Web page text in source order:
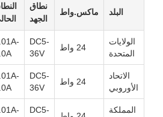
البلد ماكس.واط
نطاق
الجهد
الولايات
المتحدة
24 واط
DC5-
36V
الاتحاد
الأوروبي
24 واط
DC5-
36V
المملكة
DC5-